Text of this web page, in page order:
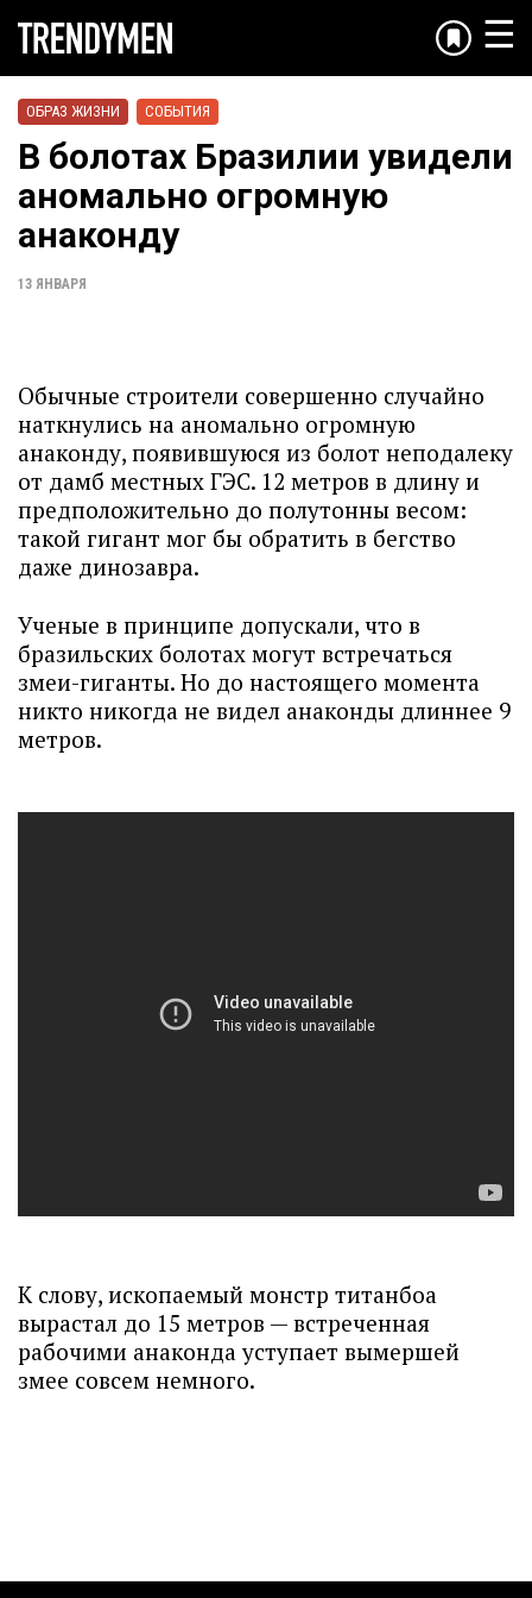
☰
ОБРАЗ ЖИЗНИ СОБЫТИЯ
В болотах Бразилии увидели
аномально огромную
анаконду
13 ЯНВАРЯ
Обычные строители совершенно случайно
наткнулись на аномально огромную
анаконду, появившуюся из болот неподалеку
от дамб местных ГЭС. 12 метров в длину и
предположительно до полутонны весом:
такой гигант мог бы обратить в бегство
даже динозавра.
Ученые в принципе допускали, что в
бразильских болотах могут встречаться
змеи-гиганты. Но до настоящего момента
никто никогда не видел анаконды длиннее 9
метров.
К слову, ископаемый монстр титанбоа
вырастал до 15 метров — встреченная
рабочими анаконда уступает вымершей
змее совсем немного.